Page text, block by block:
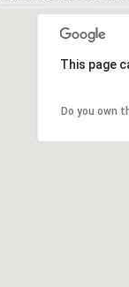
This page
Do you own